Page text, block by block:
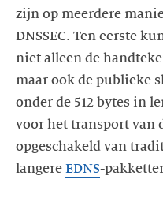
zijn op meerdere
DNSSEC. Ten eerste
niet alleen de
maar ook de publieke
onder de 512 bytes in
voor het transport van
opgeschakeld van
langere EDNS-